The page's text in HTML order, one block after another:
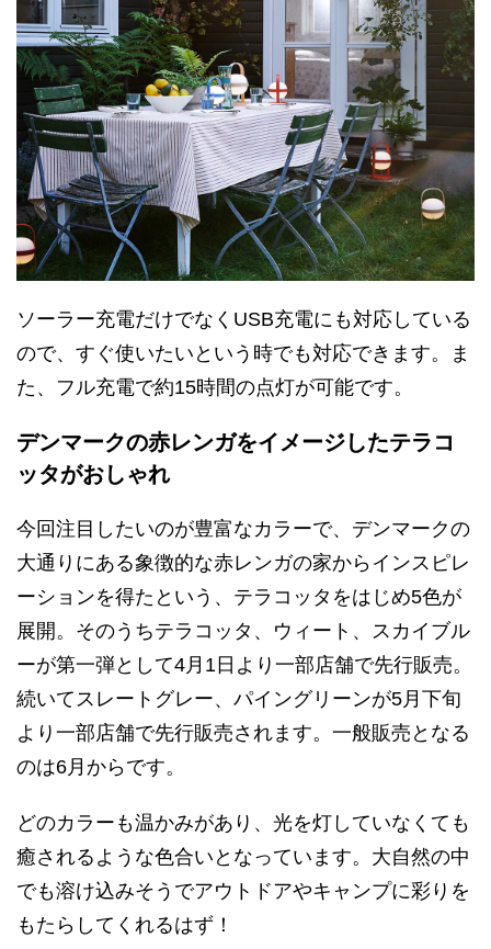
ソーラー充電だけでなくUSB充電にも対応している
ので、すぐ使いたいという時でも対応できます。ま
た、フル充電で約15時間の点灯が可能です。
デンマークの赤レンガをイメージしたテラコ
ッタがおしゃれ
今回注目したいのが豊富なカラーで、デンマークの
大通りにある象徴的な赤レンガの家からインスピレ
ーションを得たという、テラコッタをはじめ5色が
展開。そのうちテラコッタ、ウィート、スカイブル
ーが第一弾として4月1日より一部店舗で先行販売。
続いてスレートグレー、パイングリーンが5月下旬
より一部店舗で先行販売されます。一般販売となる
のは6月からです。
どのカラーも温かみがあり、光を灯していなくても
癒されるような色合いとなっています。大自然の中
でも溶け込みそうでアウトドアやキャンプに彩りを
もたらしてくれるはず！